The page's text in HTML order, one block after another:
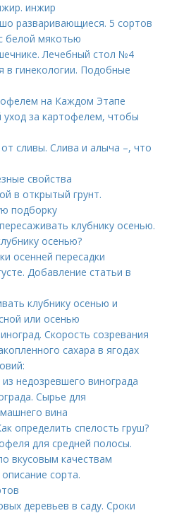
инжир
разваривающиеся. 5 сортов
белой мякотью
Лечебный стол №4
гинекологии. Подобные
на Каждом Этапе
за картофелем, чтобы
сливы. Слива и алыча –, что
свойства
в открытый грунт.
подборку
клубнику осенью.
осенью?
осенней пересадки
Добавление статьи в
клубнику осенью и
или осенью
Скорость созревания
сахара в ягодах
недозревшего винограда
Сырье для
вина
определить спелость груш?
для средней полосы.
вкусовым качествам
сорта.
деревьев в саду. Сроки